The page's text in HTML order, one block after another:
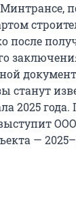
после
станут
2025
—